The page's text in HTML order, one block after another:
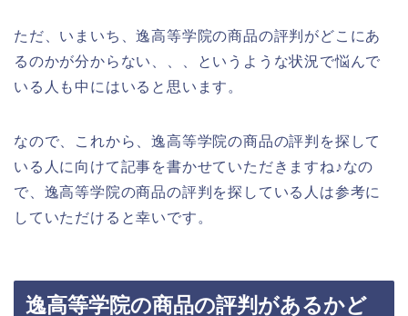
ただ、いまいち、逸高等学院の商品の評判がどこにあ
るのかが分からない、、、というような状況で悩んで
いる人も中にはいると思います。
なので、これから、逸高等学院の商品の評判を探して
いる人に向けて記事を書かせていただきますね♪なの
で、逸高等学院の商品の評判を探している人は参考に
していただけると幸いです。
逸高等学院の商品の評判があるかど